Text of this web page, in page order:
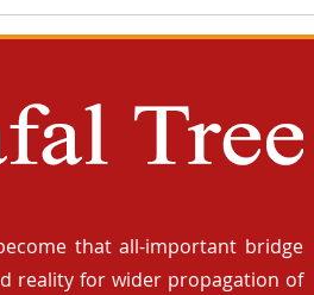
that all-important bridge
reality for wider propagation of